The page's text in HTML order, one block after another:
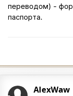
переводом) -
паспорта.
AlexWaw